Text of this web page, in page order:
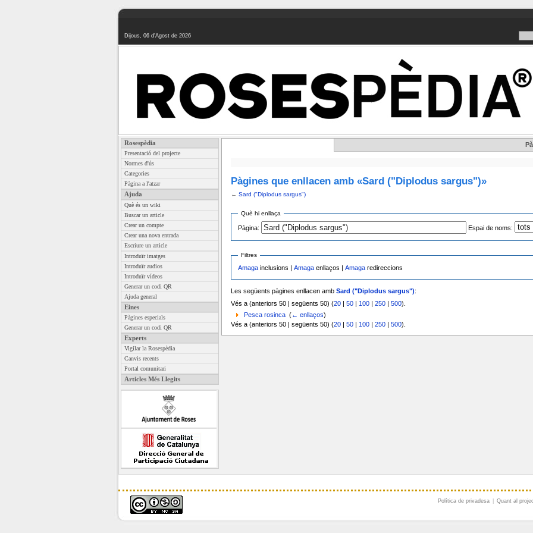
Dijous, 06 d'Agost de 2026
Rosespèdia
Presentació del projecte
Normes d'ús
Categories
Pàgina a l'atzar
Ajuda
Què és un wiki
Buscar un article
Crear un compte
Crear una nova entrada
Escriure un article
Introduïr imatges
Introduïr audios
Introduïr vídeos
Generar un codi QR
Ajuda general
Eines
Pàgines especials
Generar un codi QR
Experts
Vigilar la Rosespèdia
Canvis recents
Portal comunitari
Articles Més Llegits
Pàgines que enllacen amb «Sard ("Diplodus sargus")»
← Sard ("Diplodus sargus")
Què hi enllaça
Pàgina: Espai de noms:
Filtres
Amagainclusions | Amagaenllaços | Amagaredireccions
Les següents pàgines enllacen amb Sard ("Diplodus sargus"):
Vés a (anteriors 50 | següents 50) (20| 50| 100| 250| 500).
Pesca rosinca‎ (← enllaços)
Vés a (anteriors 50 | següents 50) (20| 50| 100| 250| 500).
Política de privadesa Quant al